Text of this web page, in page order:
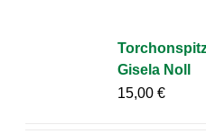
Gisela Noll
15,00€